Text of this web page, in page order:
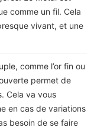
comme un fil. Cela
vivant, et une
comme l’or fin ou
permet de
Cela va vous
en cas de variations
besoin de se faire